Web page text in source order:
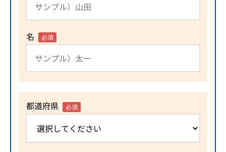
名 必須
都道府県 必須